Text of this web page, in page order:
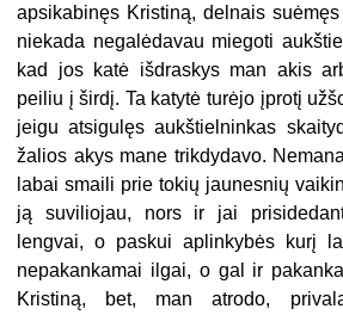
apsikabinęs Kristiną, delnais
niekada negalėdavau miegoti
kad jos katė išdraskys man akis
peiliu į širdį. Ta katytė turėjo įprotį
jeigu atsigulęs aukštielninkas
žalios akys mane trikdydavo.
labai smaili prie tokių jaunesnių
ją suviliojau, nors ir jai
lengvai, o paskui aplinkybės kurį
nepakankamai ilgai, o gal ir
Kristiną, bet, man atrodo,